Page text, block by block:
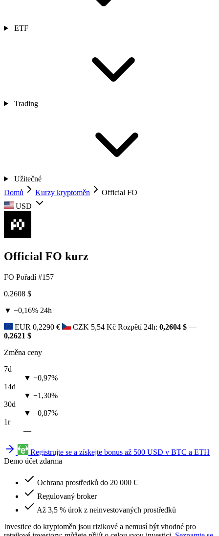
ETF
Trading
Užitečné
Domů
Kurzy kryptoměn
Official FO
USD
Official FO kurz
FO Pořadí #157
0,2608 $
▼ −0,16% 24h
EUR 0,2290 € CZK 5,54 Kč Rozpětí 24h: 0,2604 $ —
0,2621 $
Změna ceny
7d
▼ −0,97%
14d
▼ −1,30%
30d
▼ −0,87%
1r
—
Registrujte se a získejte bonus až 500 USD v BTC a ETH
Demo účet zdarma
Ochrana prostředků do 20 000 €
Regulovaný broker
Až 3,5 % úrok z neinvestovaných prostředků
Investice do kryptoměn jsou rizikové a nemusí být vhodné pro